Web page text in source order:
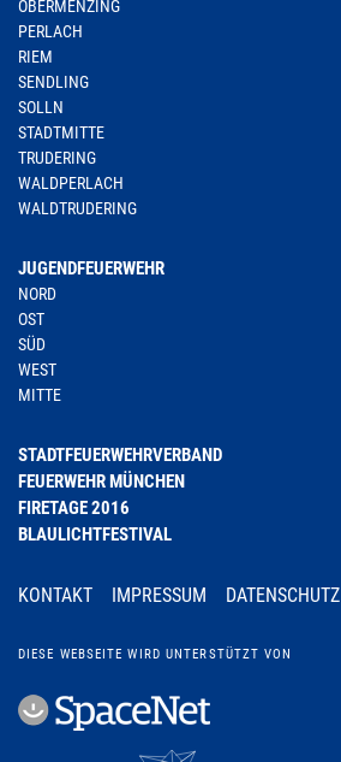
OBERMENZING
PERLACH
RIEM
SENDLING
SOLLN
STADTMITTE
TRUDERING
WALDPERLACH
WALDTRUDERING
JUGENDFEUERWEHR
NORD
OST
SÜD
WEST
MITTE
STADTFEUERWEHRVERBAND
FEUERWEHR MÜNCHEN
FIRETAGE 2016
BLAULICHTFESTIVAL
KONTAKT IMPRESSUM DATENSCHUTZ
DIESE WEBSEITE WIRD UNTERSTÜTZT VON